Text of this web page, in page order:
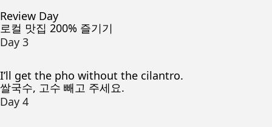
Review Day
로컬 맛집 200% 즐기기
Day 3
I’ll get the pho without the cilantro.
쌀국수, 고수 빼고 주세요.
Day 4